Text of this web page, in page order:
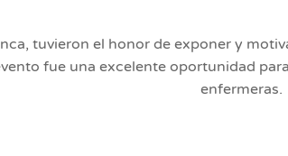
tuvieron el honor de exponer y
fue una excelente oportunidad
enfermeras.